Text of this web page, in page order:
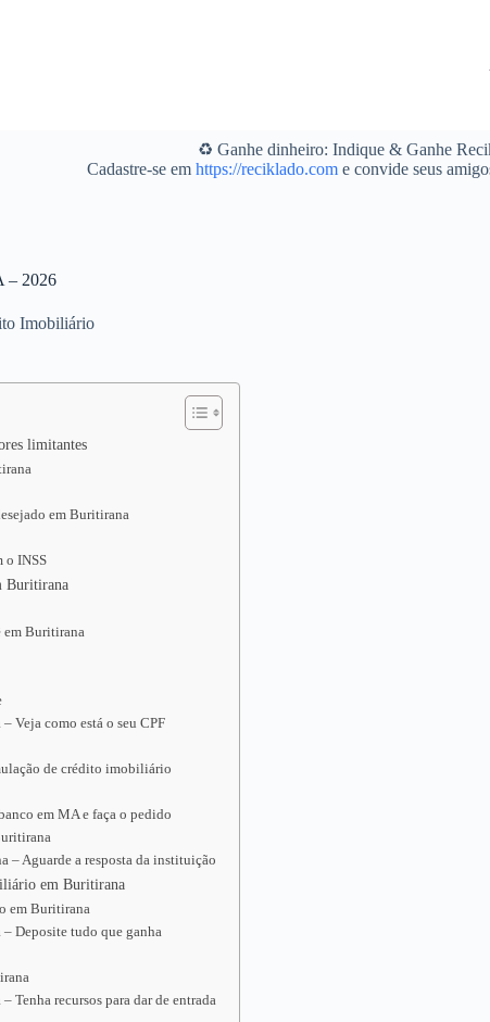
♻️ Ganhe dinheiro: Indique & Ganhe
Cadastre-se em https://reciklado.come convide seus
– 2026
Imobiliário
limitantes
em Buritirana
o INSS
Buritirana
em Buritirana
Veja como está o seu CPF
de crédito imobiliário
em MA e faça o pedido
Aguarde a resposta da instituição
em Buritirana
em Buritirana
Deposite tudo que ganha
recursos para dar de entrada